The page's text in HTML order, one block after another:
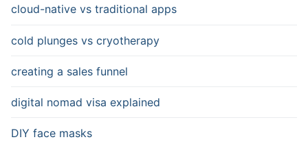
cloud-native vs traditional apps
cold plunges vs cryotherapy
creating a sales funnel
digital nomad visa explained
DIY face masks